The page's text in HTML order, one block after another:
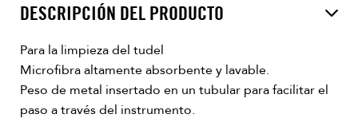
DESCRIPCIÓN DEL PRODUCTO
Para la limpieza del tudel
Microfibra altamente absorbente y lavable.
Peso de metal insertado en un tubular para facilitar el
paso a través del instrumento.